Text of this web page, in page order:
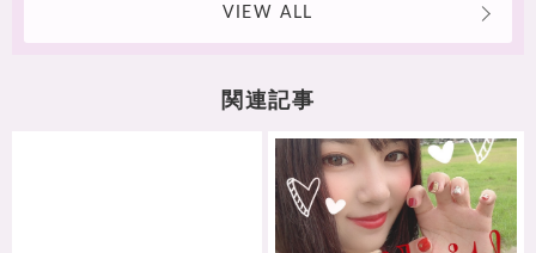
VIEW ALL
関連記事